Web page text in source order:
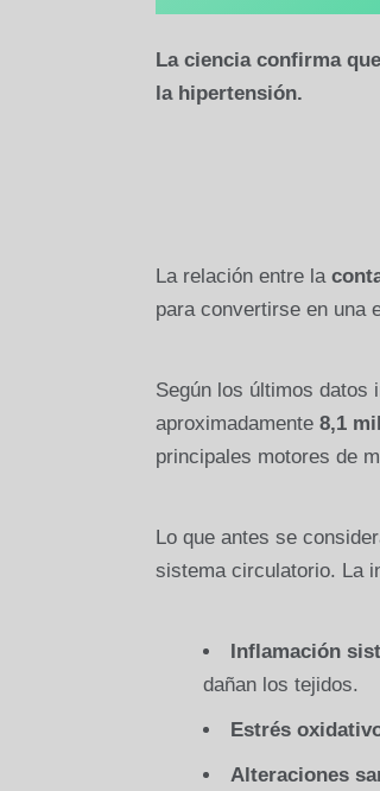
La ciencia confirma
la hipertensión.
La relación entre la
para convertirse en una
Según los últimos datos
aproximadamente 8,1
principales motores de
Lo que antes se
sistema circulatorio. La
Inflamación
dañan los tejidos.
Estrés
Alteraciones